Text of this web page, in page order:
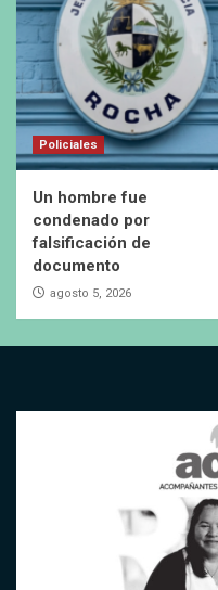
Policiales
Un hombre fue
condenado por
falsificación de
documento
agosto 5, 2026